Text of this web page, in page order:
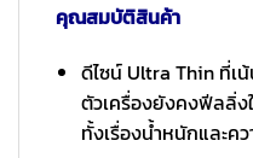
คุณสมบัติสินค้า
ดีไซน์ Ultra Thin ที่เ
ตัวเครื่องยังคงฟีลลิ่ง
ทั้งเรื่องน้ำหนักและค